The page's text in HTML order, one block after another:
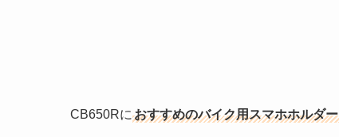
CB650Rに おすすめのバイク用スマホホルダー